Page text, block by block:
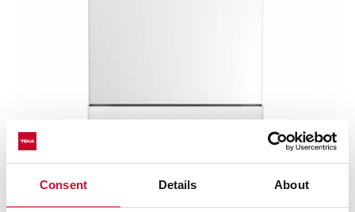
Consent Details About
DFS 46710 WH
Lavavajillas libre instalación 60 cm ExpertCare
Series para 14 cubiertos con 7 programas de lavado